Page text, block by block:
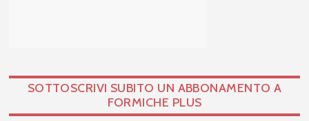
SOTTOSCRIVI SUBITO UN ABBONAMENTO A
FORMICHE PLUS